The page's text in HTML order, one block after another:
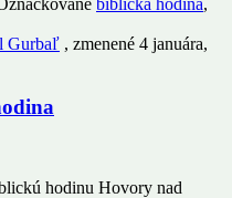
biblicka hodina,
Gurbaľ , zmenené 4 januára,
hodinu Hovory nad